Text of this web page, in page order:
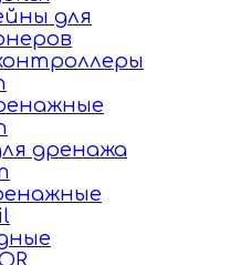
для
дренажа